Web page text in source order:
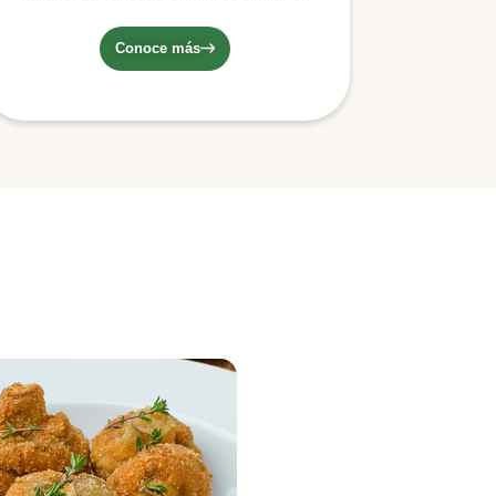
sombrero café y una textura firme.
Conoce más